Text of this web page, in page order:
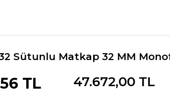
Sütunlu Matkap 32 MM
TL 47.672,00 TL